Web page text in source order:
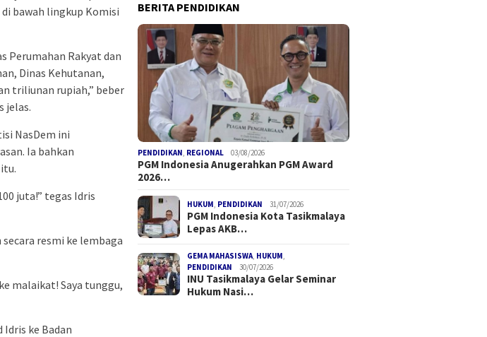
bawah lingkup Komisi
Perumahan Rakyat dan
Dinas Kehutanan,
triliunan rupiah,” beber
jelas.
NasDem ini
Ia bahkan
juta!” tegas Idris
resmi ke lembaga
malaikat! Saya tunggu,
ke Badan
BERITA PENDIDIKAN
PENDIDIKAN, REGIONAL 03/08/2026
PGM Indonesia Anugerahkan PGM Award
2026…
HUKUM, PENDIDIKAN 31/07/2026
PGM Indonesia Kota Tasikmalaya
Lepas AKB…
GEMA MAHASISWA, HUKUM,
PENDIDIKAN
30/07/2026
INU Tasikmalaya Gelar Seminar
Hukum Nasi…